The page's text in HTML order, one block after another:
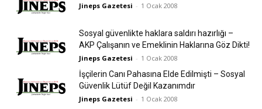
Jineps Gazetesi - 1 Ocak 2008
Sosyal güvenlikte haklara saldırı hazırlığı –
AKP Çalışanın ve Emeklinin Haklarına Göz Dikti!
Jineps Gazetesi - 1 Ocak 2008
İşçilerin Canı Pahasına Elde Edilmişti – Sosyal
Güvenlik Lütüf Değil Kazanımdır
Jineps Gazetesi - 1 Ocak 2008